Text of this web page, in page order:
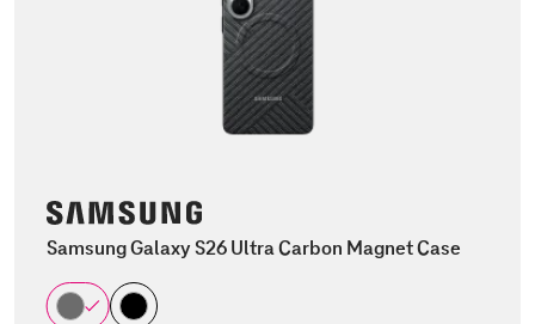
Samsung Galaxy S26 Ultra Carbon Magnet Case